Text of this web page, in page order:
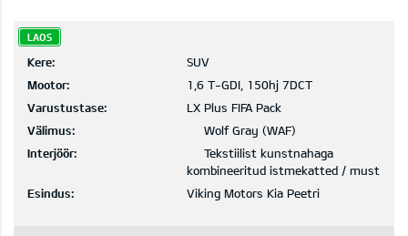
LAOS
Kere:
SUV
Mootor:
1,6 T-GDI, 150hj 7DCT
Varustustase:
LX Plus FIFA Pack
Välimus:
Wolf Gray (WAF)
Interjöör:
Tekstiilist kunstnahaga
kombineeritud istmekatted / must
Esindus:
Viking Motors Kia Peetri